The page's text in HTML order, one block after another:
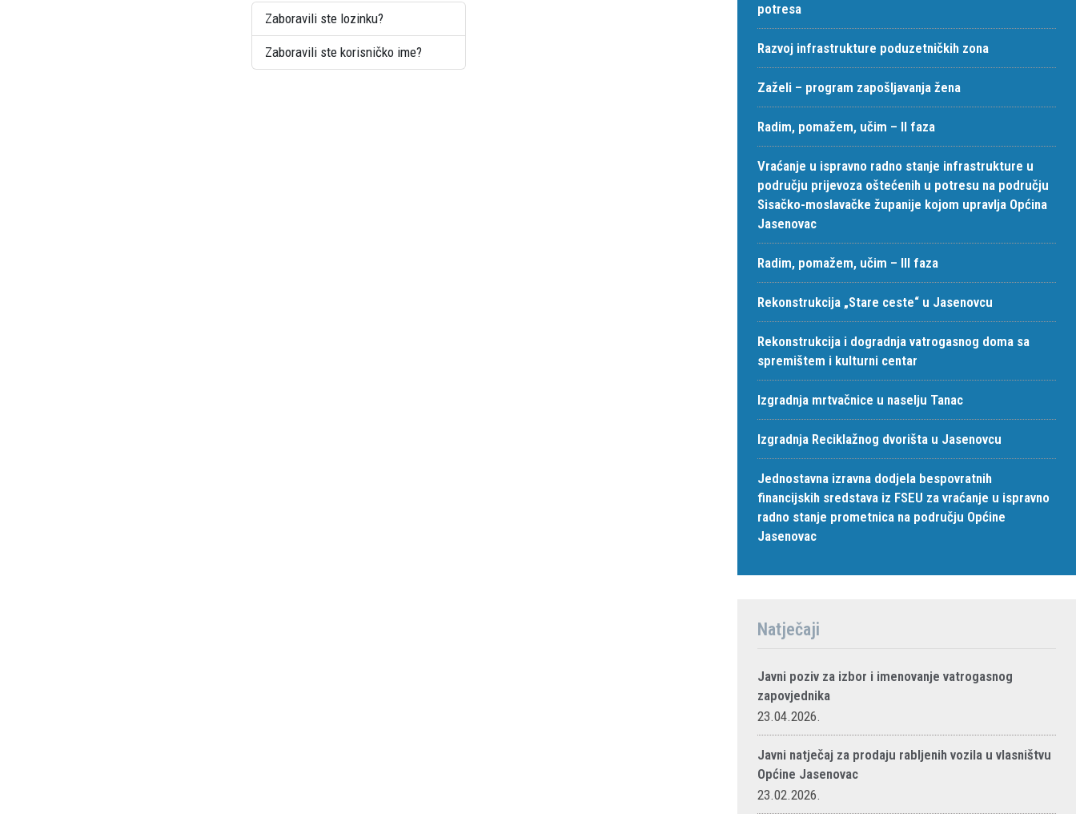
Zaboravili ste lozinku?
Zaboravili ste korisničko ime?
potresa
Razvoj infrastrukture poduzetničkih zona
Zaželi – program zapošljavanja žena
Radim, pomažem, učim – II faza
Vraćanje u ispravno radno stanje infrastrukture u
području prijevoza oštećenih u potresu na području
Sisačko-moslavačke županije kojom upravlja Općina
Jasenovac
Radim, pomažem, učim – III faza
Rekonstrukcija „Stare ceste“ u Jasenovcu
Rekonstrukcija i dogradnja vatrogasnog doma sa
spremištem i kulturni centar
Izgradnja mrtvačnice u naselju Tanac
Izgradnja Reciklažnog dvorišta u Jasenovcu
Jednostavna izravna dodjela bespovratnih
financijskih sredstava iz FSEU za vraćanje u ispravno
radno stanje prometnica na području Općine
Jasenovac
Natječaji
Javni poziv za izbor i imenovanje vatrogasnog
zapovjednika
23.04.2026.
Javni natječaj za prodaju rabljenih vozila u vlasništvu
Općine Jasenovac
23.02.2026.